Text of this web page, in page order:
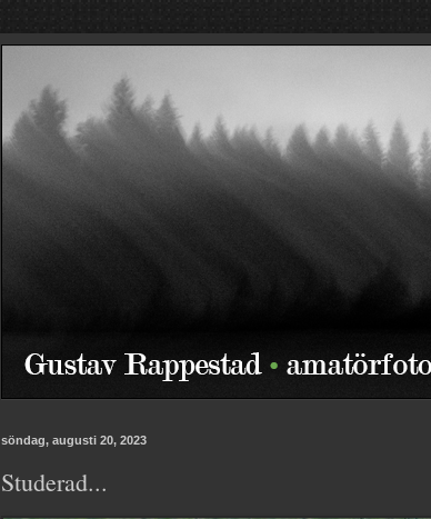
söndag, augusti 20, 2023
Studerad...